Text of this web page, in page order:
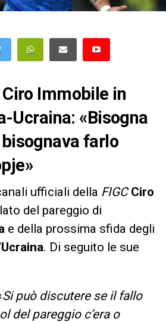
Immobile in
Ucraina: «Bisogna
farlo
ufficiali della FIGC Ciro
del pareggio di
e della prossima sfida degli
. Di seguito le sue
Si può discutere se il fallo
del pareggio c’era o